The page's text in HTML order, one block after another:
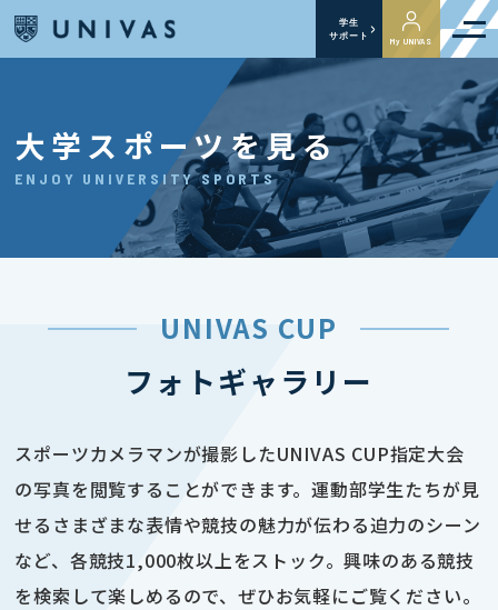
学生
サポート
My UNIVAS
大学スポーツを見る
ENJOY UNIVERSITY SPORTS
UNIVAS CUP
フォトギャラリー
スポーツカメラマンが撮影したUNIVAS CUP指定大会
の写真を閲覧することができます。運動部学生たちが見
せるさまざまな表情や競技の魅力が伝わる迫力のシーン
など、各競技1,000枚以上をストック。興味のある競技
を検索して楽しめるので、ぜひお気軽にご覧ください。